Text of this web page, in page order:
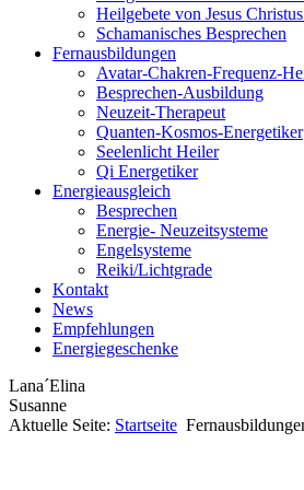
Heilgebete von Jesus
Schamanisches Besprechen
Fernausbildungen
Avatar-Chakren-Frequenz-
Besprechen-Ausbildung
Neuzeit-Therapeut
Quanten-Kosmos-Energetiker
Seelenlicht Heiler
Qi Energetiker
Energieausgleich
Besprechen
Energie- Neuzeitsysteme
Engelsysteme
Reiki/Lichtgrade
Kontakt
News
Empfehlungen
Energiegeschenke
Lana´Elina
Susanne
Aktuelle Seite: Startseite